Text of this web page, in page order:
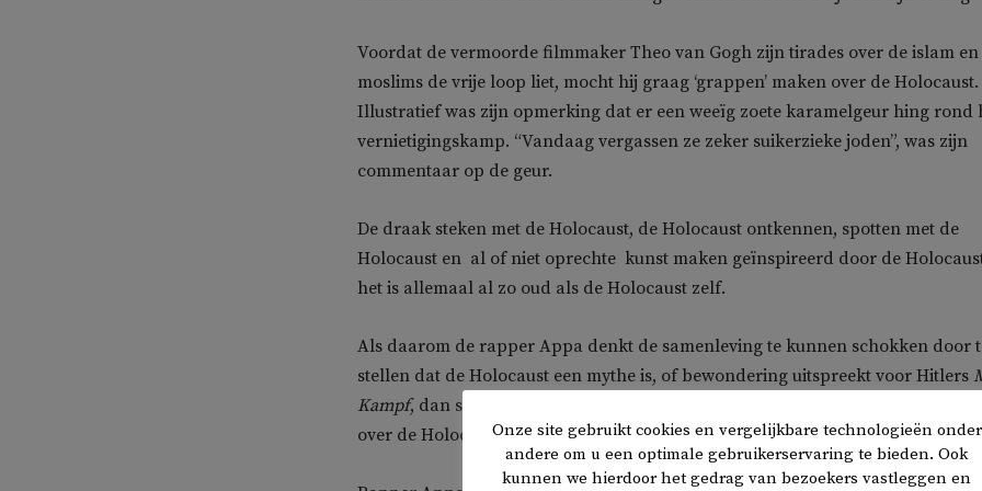
Voordat de vermoorde filmmaker Theo van Gogh zijn tirades over de islam en
moslims de vrije loop liet, mocht hij graag ‘grappen’ maken over de Holocaust.
Illustratief was zijn opmerking dat er een weeïg zoete karamelgeur hing rond
vernietigingskamp. “Vandaag vergassen ze zeker suikerzieke joden”, was zijn
commentaar op de geur.
De draak steken met de Holocaust, de Holocaust ontkennen, spotten met de
Holocaust en  al of niet oprechte  kunst maken geïnspireerd door de
het is allemaal al zo oud als de Holocaust zelf.
Als daarom de rapper Appa denkt de samenleving te kunnen schokken door
stellen dat de Holocaust een mythe is, of bewondering uitspreekt voor Hitlers
Kampf, dan sluit hij zich slechts aan bij de eindeloze rij mensen die vinden iets
over de Holocaust te moeten opmerken of zeggen. Niets nieuws onder de zon.
Onze site gebruikt cookies en vergelijkbare technologieën onder
andere om u een optimale gebruikerservaring te bieden. Ook
kunnen we hierdoor het gedrag van bezoekers vastleggen en